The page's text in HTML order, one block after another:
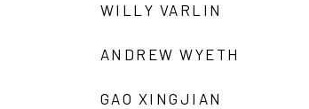
WILLY VARLIN
ANDREW WYETH
GAO XINGJIAN